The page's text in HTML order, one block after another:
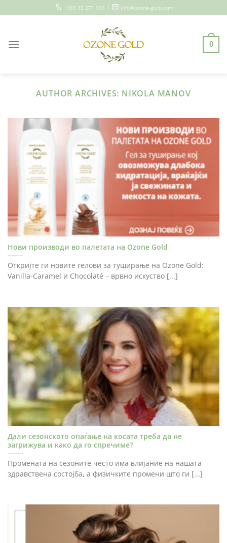
to
+389 33 271 666 | info@ozone-gold.com
0
AUTHOR ARCHIVES: NIKOLA MANOV
Нови производи во палетата на Ozone Gold
Откријте ги новите гелови за туширање на Ozone Gold:
Vanilla-Caramel и Chocolaté – врвно искуство [...]
Дали сезонското опаѓање на косата треба да не
загрижува и како да го спречиме?
Промената на сезоните често има влијание на нашата
здравствена состојба, а физичките промени што ги [...]